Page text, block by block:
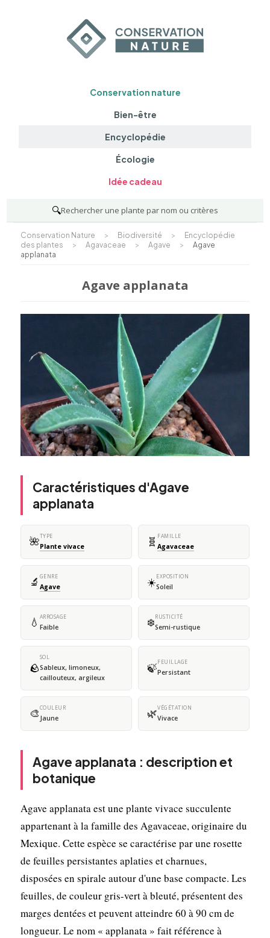
Conservation nature
Bien-être
Encyclopédie
Écologie
Idée cadeau
🔍Rechercher une plante par nom ou critères
Conservation Nature > Biodiversité >
Encyclopédie
des plantes
> Agavaceae > Agave >
Agave
applanata
Agave applanata
Caractéristiques d'Agave
applanata
🌺TYPE
Plante vivace 🧬 FAMILLE
Agavaceae
🔬 GENRE
Agave ☀️EXPOSITION
Soleil
💧 ARROSAGE
Faible ❄️RUSTICITÉ
Semi-rustique
🪨
SOL
Sableux, limoneux,
caillouteux, argileux
🍃FEUILLAGE
Persistant
🎨COULEUR
Jaune 🌿VÉGÉTATION
Vivace
Agave applanata : description et
botanique
Agave applanata est une plante vivace succulente
appartenant à la famille des Agavaceae, originaire du
Mexique. Cette espèce se caractérise par une rosette
de feuilles persistantes aplaties et charnues,
disposées en spirale autour d'une base compacte. Les
feuilles, de couleur gris-vert à bleuté, présentent des
marges dentées et peuvent atteindre 60 à 90 cm de
longueur. Le nom « applanata » fait référence à